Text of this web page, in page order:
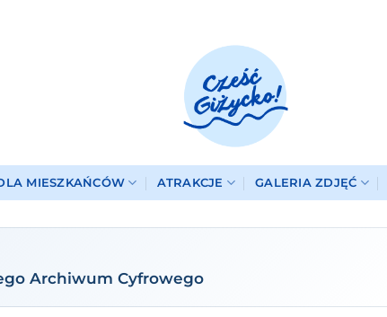
MIESZKAŃCÓW ATRAKCJE GALERIA ZDJĘĆ
Archiwum Cyfrowego